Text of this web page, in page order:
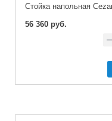
Стойка напольная
56 360 руб.